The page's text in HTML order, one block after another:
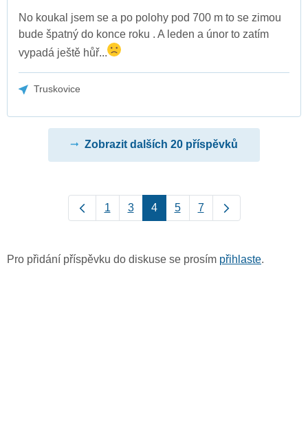
No koukal jsem se a po polohy pod 700 m to se zimou
bude špatný do konce roku . A leden a únor to zatím
vypadá ještě hůř...
Truskovice
Zobrazit dalších 20 příspěvků
1 3 4 5 7
Pro přidání příspěvku do diskuse se prosím přihlaste.